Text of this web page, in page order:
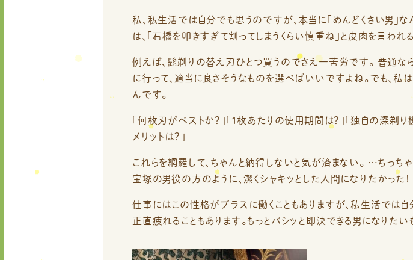
私、私生活では自分でも思うのですが、本当に「めんどくさい男」な
は、「石橋を叩きすぎて割ってしまうくらい慎重ね」と皮肉を言われる
例えば、髭剃りの替え刃ひとつ買うのでさえ一苦労です。 普通な
に行って、適当に良さそうなものを選べばいいですよね。でも、私
んです。
「何枚刃がベストか？」「1枚あたりの使用期間は？」「独自の深剃り
メリットは？」
これらを網羅して、ちゃんと納得しないと気が済まない。 …ちっち
宝塚の男役の方のように、潔くシャキッとした人間になりたかった！
仕事にはこの性格がプラスに働くこともありますが、私生活では自
正直疲れることもあります。もっとバシッと即決できる男になりたい